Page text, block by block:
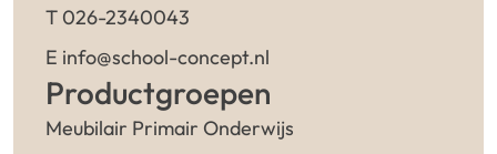
T 026-2340043
E info@school-concept.nl
Productgroepen
Meubilair Primair Onderwijs